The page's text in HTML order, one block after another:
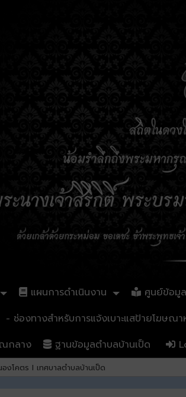
แผนการดำเนินงาน ศูนย์ข้อมู
- ช่องทางสำหรับการแจ้งเบาะแสป้ายโฆษณ
กลาง
ฐานข้อมูลตำบลบ้านเป็ด
โคตร l เทศบาลตำบลบ้านเป็ด